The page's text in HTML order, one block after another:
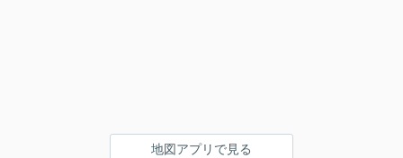
地図アプリで見る